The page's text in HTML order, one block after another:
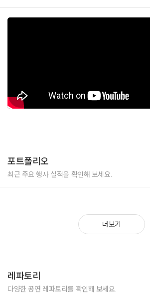
포트폴리오
최근 주요 행사 실적을 확인해 보세요.
더보기
레파토리
다양한 공연 레파토리를 확인해 보세요.